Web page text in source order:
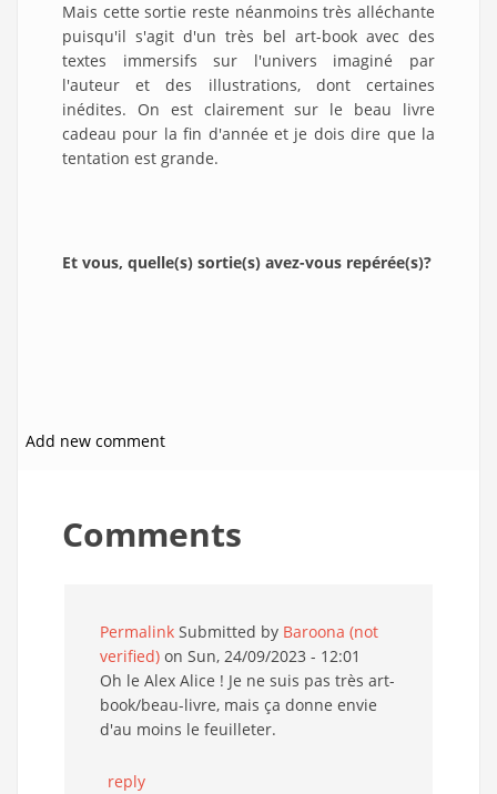
Mais cette sortie reste néanmoins très alléchante
puisqu'il s'agit d'un très bel art-book avec des
textes immersifs sur l'univers imaginé par
l'auteur et des illustrations, dont certaines
inédites. On est clairement sur le beau livre
cadeau pour la fin d'année et je dois dire que la
tentation est grande.
Et vous, quelle(s) sortie(s) avez-vous repérée(s)?
Add new comment
Comments
Permalink Submitted by Baroona (not
verified) on Sun, 24/09/2023 - 12:01
Oh le Alex Alice ! Je ne suis pas très art-
book/beau-livre, mais ça donne envie
d'au moins le feuilleter.
reply